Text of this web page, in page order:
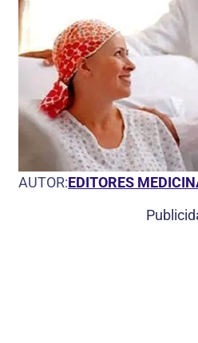
AUTOR:EDITORES